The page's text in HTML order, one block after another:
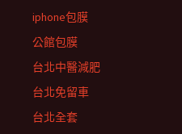
iphone包膜
公館包膜
台北中醫減肥
台北免留車
台北全套